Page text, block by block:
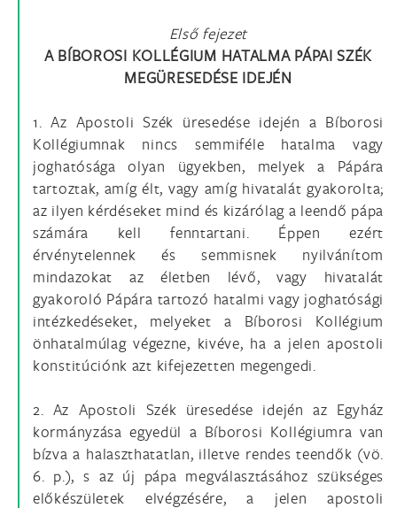
Első fejezet
A BÍBOROSI KOLLÉGIUM HATALMA PÁPAI SZÉK
MEGÜRESEDÉSE IDEJÉN
1. Az Apostoli Szék üresedése idején a Bíborosi
Kollégiumnak nincs semmiféle hatalma vagy
joghatósága olyan ügyekben, melyek a Pápára
tartoztak, amíg élt, vagy amíg hivatalát gyakorolta;
az ilyen kérdéseket mind és kizárólag a leendő pápa
számára kell fenntartani. Éppen ezért
érvénytelennek és semmisnek nyilvánítom
mindazokat az életben lévő, vagy hivatalát
gyakoroló Pápára tartozó hatalmi vagy joghatósági
intézkedéseket, melyeket a Bíborosi Kollégium
önhatalmúlag végezne, kivéve, ha a jelen apostoli
konstitúciónk azt kifejezetten megengedi.
2. Az Apostoli Szék üresedése idején az Egyház
kormányzása egyedül a Bíborosi Kollégiumra van
bízva a halaszthatatlan, illetve rendes teendők (vö.
6. p.), s az új pápa megválasztásához szükséges
előkészületek elvégzésére, a jelen apostoli